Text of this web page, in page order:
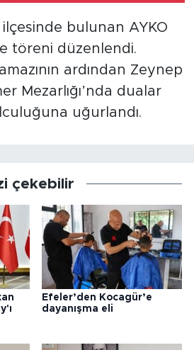
ilçesinde bulunan AYKO
töreni düzenlendi.
ardından Zeynep
Mezarlığı’nda dualar
uğurlandı.
çekebilir
Efeler’den Kocagür’e
dayanışma eli